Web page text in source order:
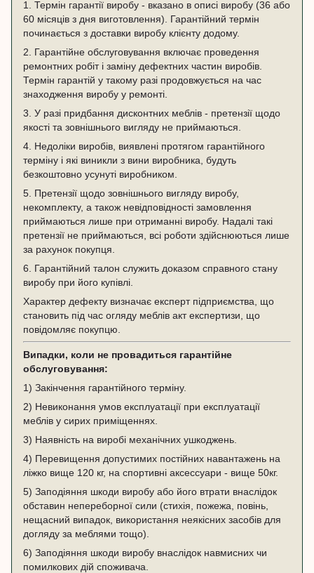
1. Термін гарантії виробу - вказано в описі виробу (36 або
60 місяців з дня виготовлення). Гарантійний термін
починається з доставки виробу клієнту додому.
2. Гарантійне обслуговування включає проведення
ремонтних робіт і заміну дефектних частин виробів.
Термін гарантій у такому разі продовжується на час
знаходження виробу у ремонті.
3. У разі придбання дисконтних меблів - претензії щодо
якості та зовнішнього вигляду не приймаються.
4. Недоліки виробів, виявлені протягом гарантійного
терміну і які виникли з вини виробника, будуть
безкоштовно усунуті виробником.
5. Претензії щодо зовнішнього вигляду виробу,
некомплекту, а також невідповідності замовлення
приймаються лише при отриманні виробу. Надалі такі
претензії не приймаються, всі роботи здійснюються лише
за рахунок покупця.
6. Гарантійний талон служить доказом справного стану
виробу при його купівлі.
Характер дефекту визначає експерт підприємства, що
становить під час огляду меблів акт експертизи, що
повідомляє покупцю.
Випадки, коли не провадиться гарантійне
обслуговування:
1) Закінчення гарантійного терміну.
2) Невиконання умов експлуатації при експлуатації
меблів у сирих приміщеннях.
3) Наявність на виробі механічних ушкоджень.
4) Перевищення допустимих постійних навантажень на
ліжко вище 120 кг, на спортивні аксессуари - вище 50кг.
5) Заподіяння шкоди виробу або його втрати внаслідок
обставин непереборної сили (стихія, пожежа, повінь,
нещасний випадок, використання неякісних засобів для
догляду за меблями тощо).
6) Заподіяння шкоди виробу внаслідок навмисних чи
помилкових дій споживача.